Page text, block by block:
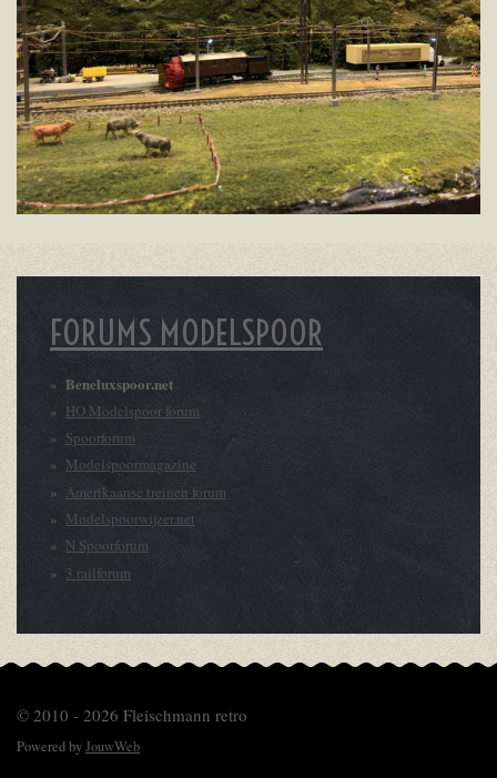
FORUMS MODELSPOOR
Beneluxspoor.net
HO Modelspoor forum
Spoorforum
Modelspoormagazine
Amerikaanse treinen forum
Modelspoorwijzer.net
N Spoorforum
3 railforum
© 2010 - 2026 Fleischmann retro
Powered byJouwWeb